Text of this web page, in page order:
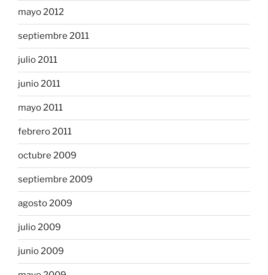
mayo 2012
septiembre 2011
julio 2011
junio 2011
mayo 2011
febrero 2011
octubre 2009
septiembre 2009
agosto 2009
julio 2009
junio 2009